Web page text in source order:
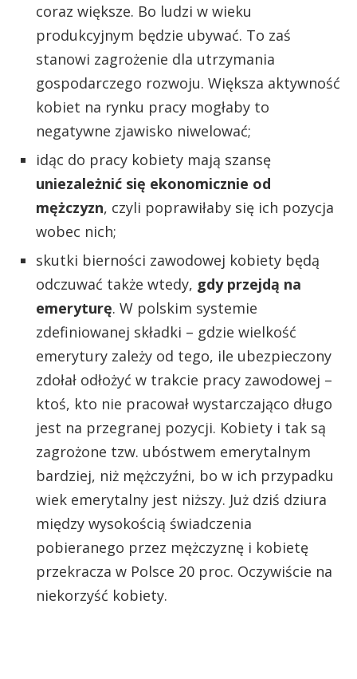
coraz większe. Bo ludzi w wieku
produkcyjnym będzie ubywać. To zaś
stanowi zagrożenie dla utrzymania
gospodarczego rozwoju. Większa aktywność
kobiet na rynku pracy mogłaby to
negatywne zjawisko niwelować;
idąc do pracy kobiety mają szansę
uniezależnić się ekonomicznie od
mężczyzn, czyli poprawiłaby się ich pozycja
wobec nich;
skutki bierności zawodowej kobiety będą
odczuwać także wtedy, gdy przejdą na
emeryturę. W polskim systemie
zdefiniowanej składki – gdzie wielkość
emerytury zależy od tego, ile ubezpieczony
zdołał odłożyć w trakcie pracy zawodowej –
ktoś, kto nie pracował wystarczająco długo
jest na przegranej pozycji. Kobiety i tak są
zagrożone tzw. ubóstwem emerytalnym
bardziej, niż mężczyźni, bo w ich przypadku
wiek emerytalny jest niższy. Już dziś dziura
między wysokością świadczenia
pobieranego przez mężczyznę i kobietę
przekracza w Polsce 20 proc. Oczywiście na
niekorzyść kobiety.